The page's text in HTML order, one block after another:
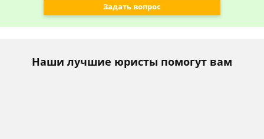
Задать вопрос
Наши лучшие юристы помогут вам